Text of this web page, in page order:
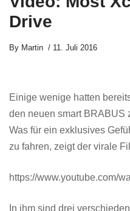
Drive
By Martin 11. Juli 2016
Einige wenige hatten
den neuen smart BRABUS
Was für ein exklusives
zu fahren, zeigt der virale
https://www.youtube.com/
In ihm sind drei